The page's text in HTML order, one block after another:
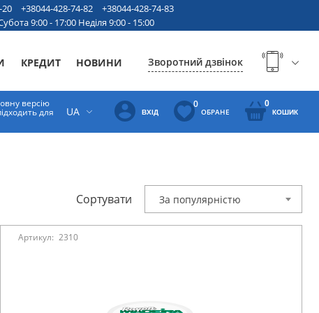
20 +38044-428-74-82
+38044-428-74-83
9:00 - 17:00 Неділя 9:00 - 15:00
КРЕДИТ НОВИНИ Зворотний дзвінок
версію
для UA ВХІД
0
ОБРАНЕ
0
КОШИК
Сортувати За популярністю
Артикул: 2310